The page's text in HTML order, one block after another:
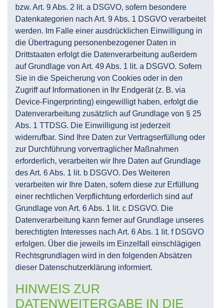
bzw. Art. 9 Abs. 2 lit. a DSGVO, sofern besondere
Datenkategorien nach Art. 9 Abs. 1 DSGVO verarbeitet
werden. Im Falle einer ausdrücklichen Einwilligung in
die Übertragung personenbezogener Daten in
Drittstaaten erfolgt die Datenverarbeitung außerdem
auf Grundlage von Art. 49 Abs. 1 lit. a DSGVO. Sofern
Sie in die Speicherung von Cookies oder in den
Zugriff auf Informationen in Ihr Endgerät (z. B. via
Device-Fingerprinting) eingewilligt haben, erfolgt die
Datenverarbeitung zusätzlich auf Grundlage von § 25
Abs. 1 TTDSG. Die Einwilligung ist jederzeit
widerrufbar. Sind Ihre Daten zur Vertragserfüllung oder
zur Durchführung vorvertraglicher Maßnahmen
erforderlich, verarbeiten wir Ihre Daten auf Grundlage
des Art. 6 Abs. 1 lit. b DSGVO. Des Weiteren
verarbeiten wir Ihre Daten, sofern diese zur Erfüllung
einer rechtlichen Verpflichtung erforderlich sind auf
Grundlage von Art. 6 Abs. 1 lit. c DSGVO. Die
Datenverarbeitung kann ferner auf Grundlage unseres
berechtigten Interesses nach Art. 6 Abs. 1 lit. f DSGVO
erfolgen. Über die jeweils im Einzelfall einschlägigen
Rechtsgrundlagen wird in den folgenden Absätzen
dieser Datenschutzerklärung informiert.
HINWEIS ZUR
DATENWEITERGABE IN DIE